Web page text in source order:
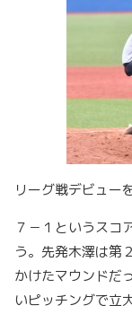
リーグ戦デビュー
７－１というスコ
う。先発木澤は第
かけたマウンドだ
いピッチングで立